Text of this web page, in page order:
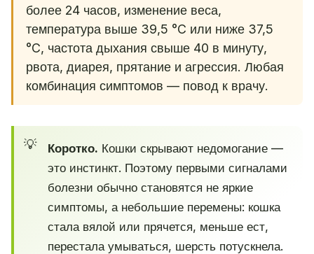
более 24 часов, изменение веса,
температура выше 39,5 °C или ниже 37,5
°C, частота дыхания свыше 40 в минуту,
рвота, диарея, прятание и агрессия. Любая
комбинация симптомов — повод к врачу.
Коротко. Кошки скрывают недомогание —
это инстинкт. Поэтому первыми сигналами
болезни обычно становятся не яркие
симптомы, а небольшие перемены: кошка
стала вялой или прячется, меньше ест,
перестала умываться, шерсть потускнела.